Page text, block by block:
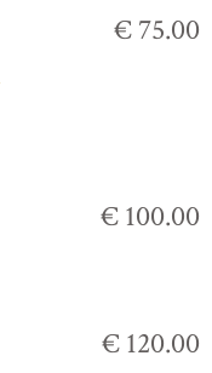
€ 75.00
€ 100.00
€ 120.00